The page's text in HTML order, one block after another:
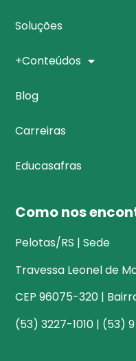
Soluções
+Conteúdos
Blog
Carreiras
Educasafras
Como nos
Pelotas/RS | Sede
Travessa Leonel de
CEP 96075-320 |
(53) 3227-1010 | (53)